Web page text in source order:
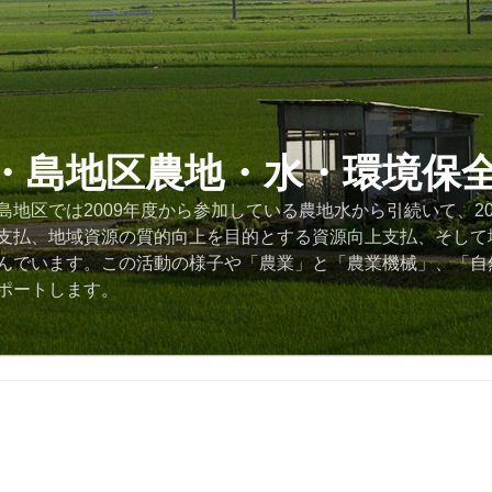
島地区農地・水・環境保
地区では2009年度から参加している農地水から引続いて、
払、地域資源の質的向上を目的とする資源向上支払、そし
でいます。この活動の様子や「農業」と「農業機械」、「
ートします。